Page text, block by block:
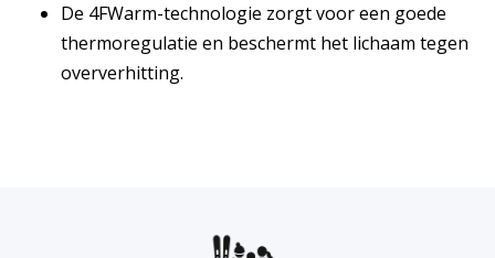
De 4FWarm-technologie zorgt voor een goede
thermoregulatie en beschermt het lichaam tegen
oververhitting.